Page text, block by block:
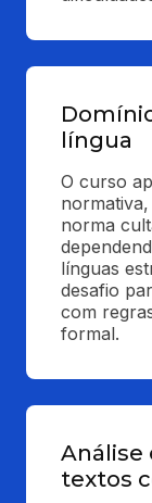
língua
O curso
norma
línguas
desafio
com
formal.
Análise
textos